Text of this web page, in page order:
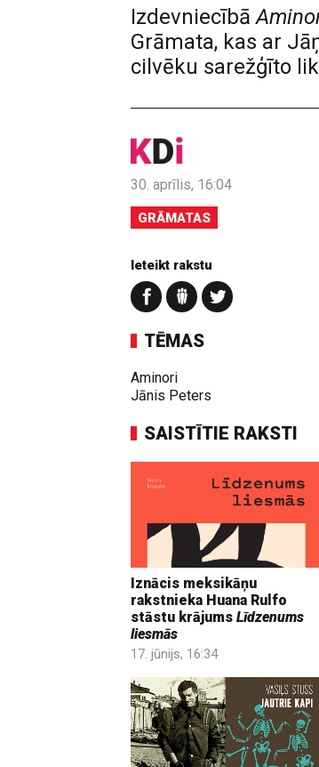
Izdevniecībā
Grāmata, kas ar
cilvēku sarežģīto
30. aprīlis, 16:04
GRĀMATAS
Ieteikt rakstu
TĒMAS
Aminori
Jānis Peters
SAISTĪTIE RAKSTI
Iznācis meksikāņu
rakstnieka Huana Rulfo
stāstu krājums Līdzenums
liesmās
17. jūnijs, 16:34